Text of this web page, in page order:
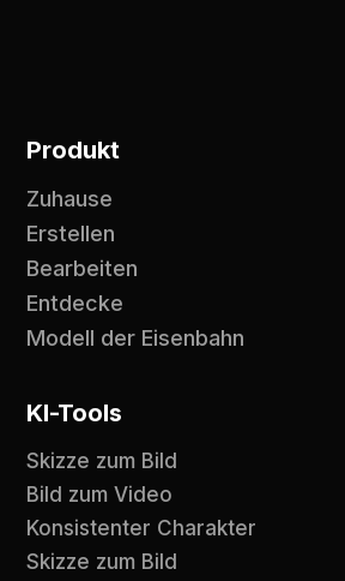
Produkt
Zuhause
Erstellen
Bearbeiten
Entdecke
Modell der Eisenbahn
KI-Tools
Skizze zum Bild
Bild zum Video
Konsistenter Charakter
Skizze zum Bild